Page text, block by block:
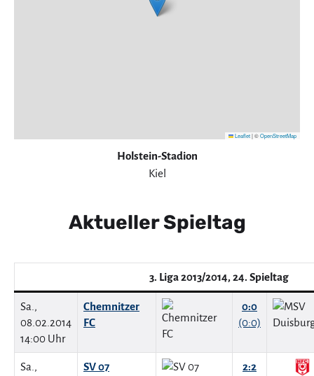
Leaflet|©OpenStreetMap
Holstein-Stadion
Kiel
Aktueller Spieltag
3. Liga 2013/2014, 24. Spieltag
Sa.,
08.02.2014
14:00 Uhr
Chemnitzer
FC
0:0
(0:0)
Sa.,
SV 07
2:2